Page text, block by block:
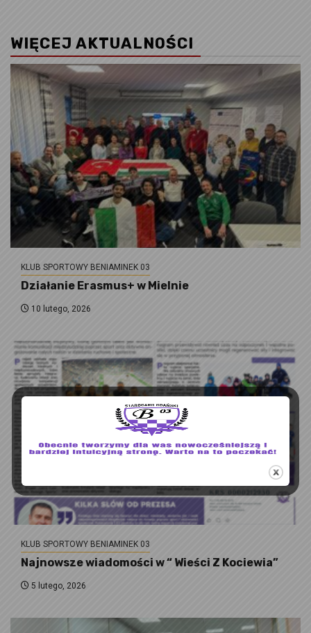
WIĘCEJ AKTUALNOŚCI
KLUB SPORTOWY BENIAMINEK 03
Działanie Erasmus+ w Mielnie
10 lutego, 2026
KLUB SPORTOWY BENIAMINEK 03
Najnowsze wiadomości w “ Wieści Z Kociewia”
5 lutego, 2026